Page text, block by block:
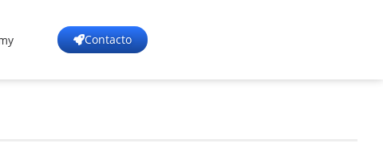
Contacto